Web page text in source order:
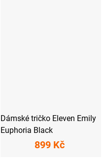
Dámské tričko Eleven Emily
Euphoria Black
899 Kč